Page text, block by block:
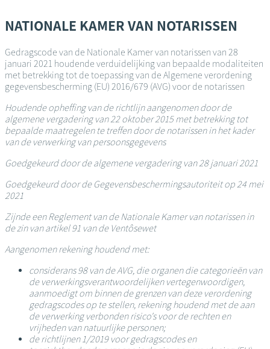
en
naar
inhoud
gaan
NATIONALE KAMER VAN NOTARISSEN
Gedragscode van de Nationale Kamer van notarissen van 28
januari 2021 houdende verduidelijking van bepaalde modaliteiten
met betrekking tot de toepassing van de Algemene verordening
gegevensbescherming (EU) 2016/679 (AVG) voor de notarissen
Houdende opheffing van de richtlijn aangenomen door de
algemene vergadering van 22 oktober 2015 met betrekking tot
bepaalde maatregelen te treffen door de notarissen in het kader
van de verwerking van persoonsgegevens
Goedgekeurd door de algemene vergadering van 28 januari 2021
Goedgekeurd door de Gegevensbeschermingsautoriteit op 24 mei
2021
Zijnde een Reglement van de Nationale Kamer van notarissen in
de zin van artikel 91 van de Ventôsewet
Aangenomen rekening houdend met:
considerans 98 van de AVG, die organen die categorieën van
de verwerkingsverantwoordelijken vertegenwoordigen,
aanmoedigt om binnen de grenzen van deze verordening
gedragscodes op te stellen, rekening houdend met de aan
de verwerking verbonden risico's voor de rechten en
vrijheden van natuurlijke personen;
de richtlijnen 1/2019 voor gedragscodes en